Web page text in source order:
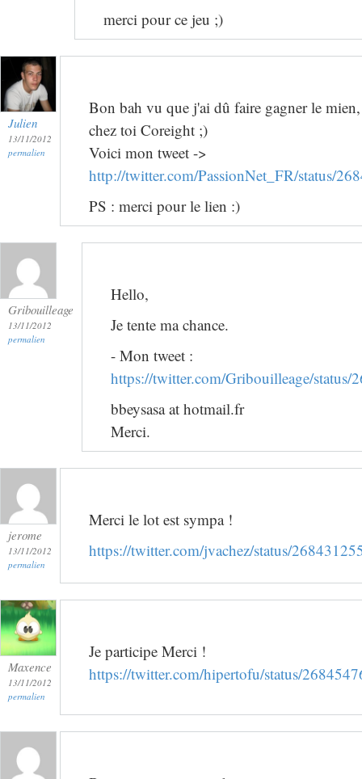
merci pour ce jeu ;)
Julien
13/11/2012
permalien
Bon bah vu que j'ai dû faire gagner le
chez toi Coreight ;)
Voici mon tweet ->
http://twitter.com/PassionNet_FR/status/
PS : merci pour le lien :)
Gribouilleage
13/11/2012
permalien
Hello,
Je tente ma chance.
- Mon tweet :
https://twitter.com/Gribouilleage/status/
bbeysasa at hotmail.fr
Merci.
jerome
13/11/2012
permalien
Merci le lot est sympa !
https://twitter.com/jvachez/status/
Maxence
13/11/2012
permalien
Je participe Merci !
https://twitter.com/hipertofu/status/